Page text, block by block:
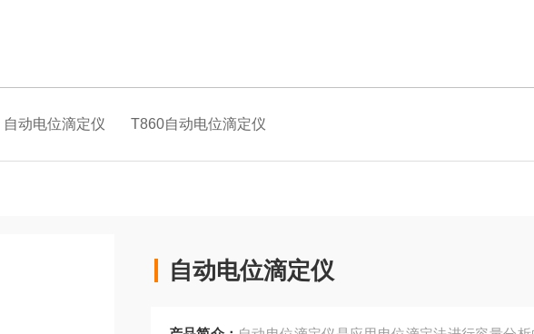
自动电位滴定仪 T860自动电位滴定仪
自动电位滴定仪